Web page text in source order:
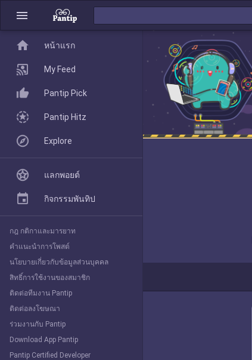
menu
home
Pantip Pick
Explore
home หน้าแรก
My Feed
Pantip Pick
Pantip Hitz
Explore
แลกพอยต์
กิจกรรมพันทิป
กฎ กติกาและมารยาท
คำแนะนำการโพสต์
นโยบายเกี่ยวกับข้อมูลส่วนบุคคล
สิทธิ์การใช้งานของสมาชิก
ติดต่อทีมงาน Pantip
ติดต่อลงโฆษณา
ร่วมงานกับ Pantip
Download App Pantip
Pantip Certified Developer